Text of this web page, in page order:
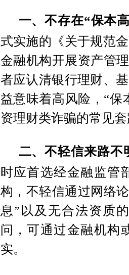
一、不存在“保本
式实施的《关于规范
金融机构开展资产管
者应认清银行理财、
益意味着高风险，“保
资理财类诈骗的常见
二、不轻信来路不
时应首选经金融监管
构，不轻信通过网络
息”以及无合法资质
问，可通过金融机构
实。